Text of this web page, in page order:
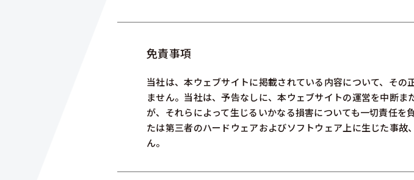
免責事項
当社は、本ウェブサイトに掲載されている内容について、そ
ません。当社は、予告なしに、本ウェブサイトの運営を中断
が、それらによって生じるいかなる損害についても一切責任
たは第三者のハードウェアおよびソフトウェア上に生じた事
ん。